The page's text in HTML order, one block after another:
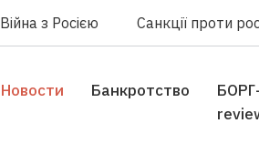
Війна з Росією Санкції проти
Новости Банкротство